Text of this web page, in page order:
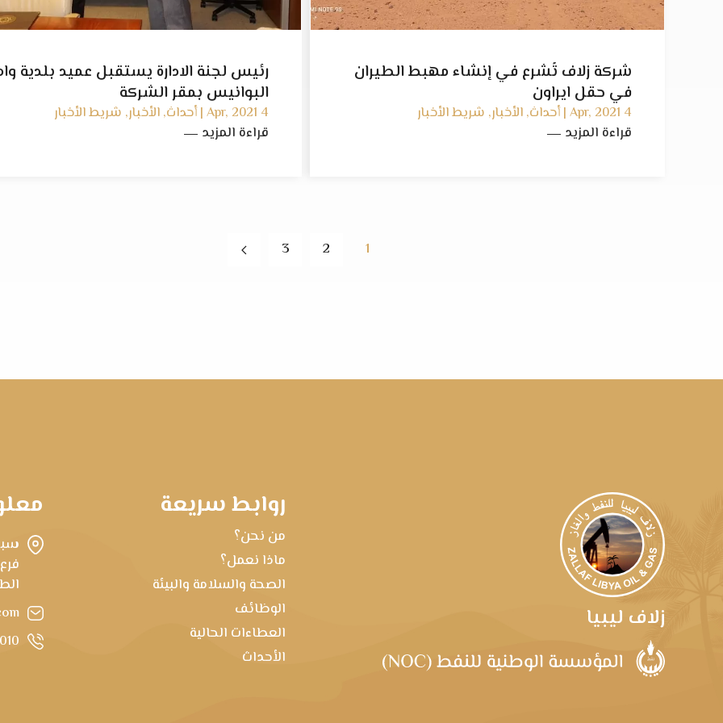
شركة زلاف تُشرع في إنشاء مهبط الطيران
في حقل ايراون
4 Apr, 2021 | أحداث, الأخبار, شريط الأخبار
قراءة المزيد
رئيس لجنة الادارة يستقبل عميد بلدية
البوانيس بمقر الشركة
4 Apr, 2021 | أحداث, الأخبار, شريط الأخبار
قراءة المزيد
1
2
3
زلاف ليبيا
روابط سريعة
من نحن؟
ماذا نعمل؟
الصحة والسلامة والبيئة
الوظائف
العطاءات الحالية
الأحداث
الطابق 22،